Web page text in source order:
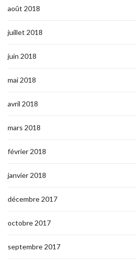
août 2018
juillet 2018
juin 2018
mai 2018
avril 2018
mars 2018
février 2018
janvier 2018
décembre 2017
octobre 2017
septembre 2017